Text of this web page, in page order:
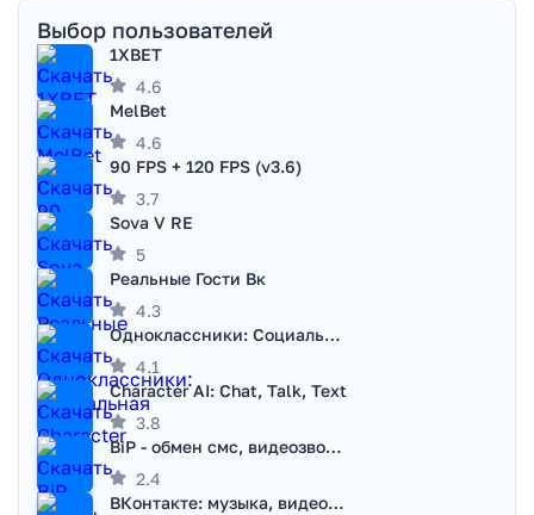
Выбор пользователей
1XBET
4.6
MelBet
4.6
90 FPS + 120 FPS (v3.6)
3.7
Sova V RE
5
Реальные Гости Вк
4.3
Одноклассники: Социальная сеть
4.1
Character AI: Chat, Talk, Text
3.8
BiP - обмен смс, видеозвонками
2.4
ВКонтакте: музыка, видео, чат